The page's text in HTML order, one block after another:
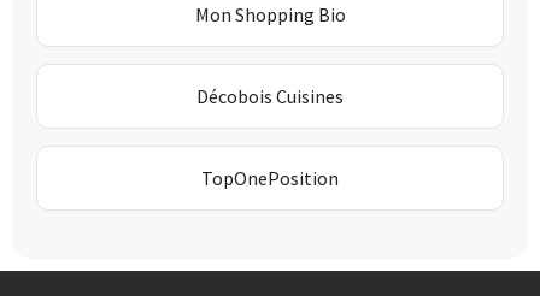
Mon Shopping Bio
Décobois Cuisines
TopOnePosition